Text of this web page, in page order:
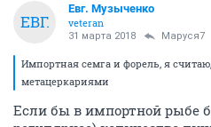
ЕВГ.
Евг. Музыченко
veteran
31 марта 2018 Маруся7
Импортная семга и форель, я
метацеркариями
Если бы в импортной рыбе